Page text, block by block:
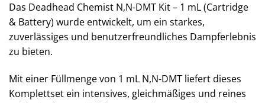
Das Deadhead Chemist N,N-DMT Kit – 1 mL (Cartridge
& Battery) wurde entwickelt, um ein starkes,
zuverlässiges und benutzerfreundliches Dampferlebnis
zu bieten.
Mit einer Füllmenge von 1 mL N,N-DMT liefert dieses
Komplettset ein intensives, gleichmäßiges und reines